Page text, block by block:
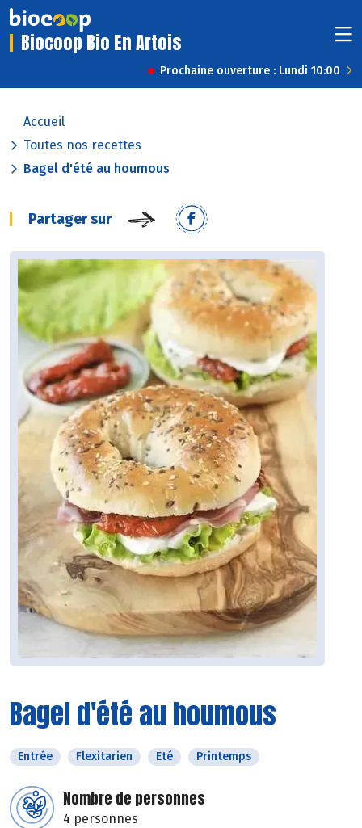
Biocoop Bio En Artois
Prochaine ouverture : Lundi 10:00
Accueil
Toutes nos recettes
Bagel d'été au houmous
Partager sur
Bagel d'été au houmous
Entrée Flexitarien Eté Printemps
Nombre de personnes
4 personnes